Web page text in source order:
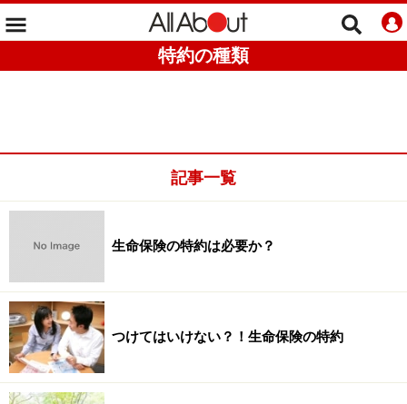
特約の種類
記事一覧
生命保険の特約は必要か？
つけてはいけない？！生命保険の特約